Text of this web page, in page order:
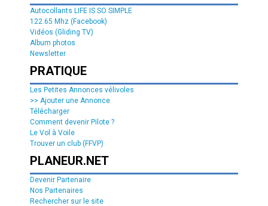
Autocollants LIFE IS SO SIMPLE
122.65 Mhz (Facebook)
Vidéos (Gliding TV)
Album photos
Newsletter
PRATIQUE
Les Petites Annonces vélivoles
>> Ajouter une Annonce
Télécharger
Comment devenir Pilote ?
Le Vol à Voile
Trouver un club (FFVP)
PLANEUR.NET
Devenir Partenaire
Nos Partenaires
Rechercher sur le site